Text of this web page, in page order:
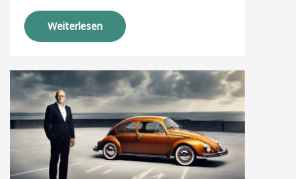
Weiterlesen